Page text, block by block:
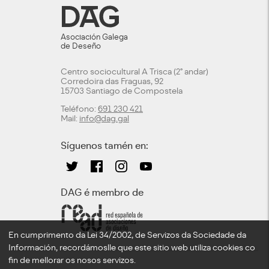
Asociación Galega
de Deseño
Centro sociocultural A Trisca (2º andar)
Corredoira das Fraguas, 92
15703 Santiago de Compostela
Teléfono: 691 230 421
Mail: info@dag.gal
Síguenos tamén en:
DAG é membro de
En cumprimento da Lei 34/2002, de Servizos da Sociedade da
Información, recordámoslle que este sitio web utiliza cookies co
fin de mellorar os nosos servizos.